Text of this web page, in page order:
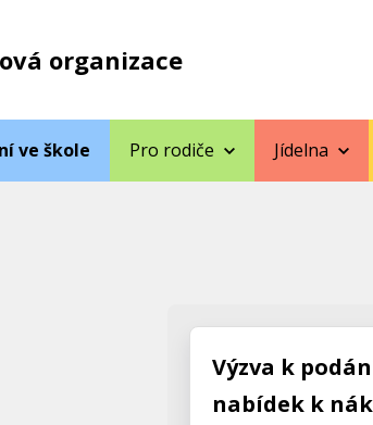
organizace
ve škole Pro rodiče Jídelna
Výzva k
nabídek k